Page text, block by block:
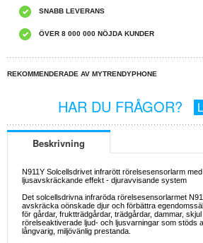
SNABB LEVERANS
ÖVER 8 000 000 NÖJDA KUNDER
REKOMMENDERADE AV MYTRENDYPHONE
HAR DU FRÅGOR?
Beskrivning
N911Y Solcellsdrivet infrarött rörelsesensorlarm
ljusavskräckande effekt - djuravvisande system
Det solcellsdrivna infraröda rörelsesensorlarmet
avskräcka oönskade djur och förbättra
för gårdar, fruktträdgårdar, trädgårdar, dammar,
rörelseaktiverade ljud- och ljusvarningar som stöds
långvarig, miljövänlig prestanda.